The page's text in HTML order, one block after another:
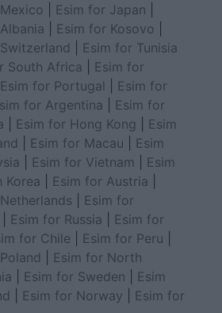
Esim for Japan
Esim for Kosovo
Switzerland
Esim for Tunisia
South Africa
Esim for
Esim for Portugal
Esim for
for Argentina
Esim for
Esim for Hong Kong
Esim
Esim for Macau
Esim
Esim for Vietnam
Esim
Korea
Esim for Austria
Esim for
Esim for Russia
Esim for
for Chile Esim for Peru
Esim for North
Esim for Sweden
Esim
Esim for Norway
Esim for